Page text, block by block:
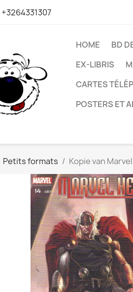
+3264331307
HOME
BD
EX-LIBRIS
CARTES
POSTERS ET
Petits formats Kopie van